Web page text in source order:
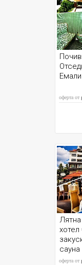
оферта от
сауна
оферта от